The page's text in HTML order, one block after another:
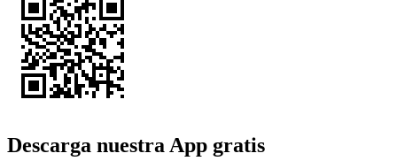
Descarga nuestra App gratis